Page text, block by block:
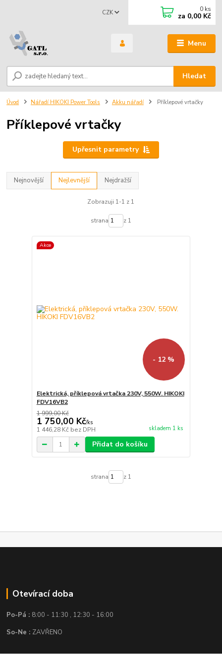
Menu
CZK
Hledat
0 ks
za 0,00 Kč
Úvod Nářadí HIKOKI Power Tools Akku nářadí Příklepové vrtačky
Příklepové vrtačky
Upřesnit parametry
Nejnovější Nejlevnější Nejdražší
Zobrazuji 1-1 z 1
strana z 1
Akce
- 12 %
Elektrická, příklepová vrtačka 230V, 550W. HIKOKI
FDV16VB2
1 999,00 Kč
1 750,00 Kč/ks
1 446,28 Kč bez DPH skladem 1 ks
Přidat do košíku
strana z 1
Otevírací doba
Po-Pá : 8:00 - 11:30 , 12:30 - 16:00
So-Ne : ZAVŘENO